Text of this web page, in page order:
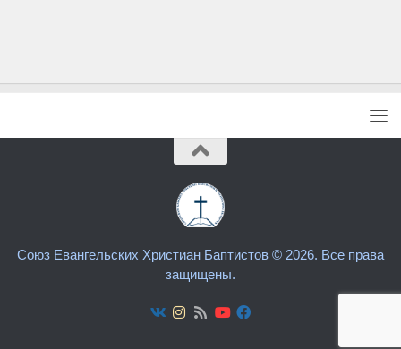
Союз Евангельских Христиан Баптистов © 2026. Все права
защищены.